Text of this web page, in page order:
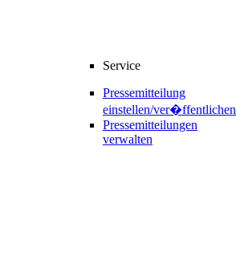
Service
Pressemitteilung
einstellen/ver�ffentlichen
Pressemitteilungen
verwalten